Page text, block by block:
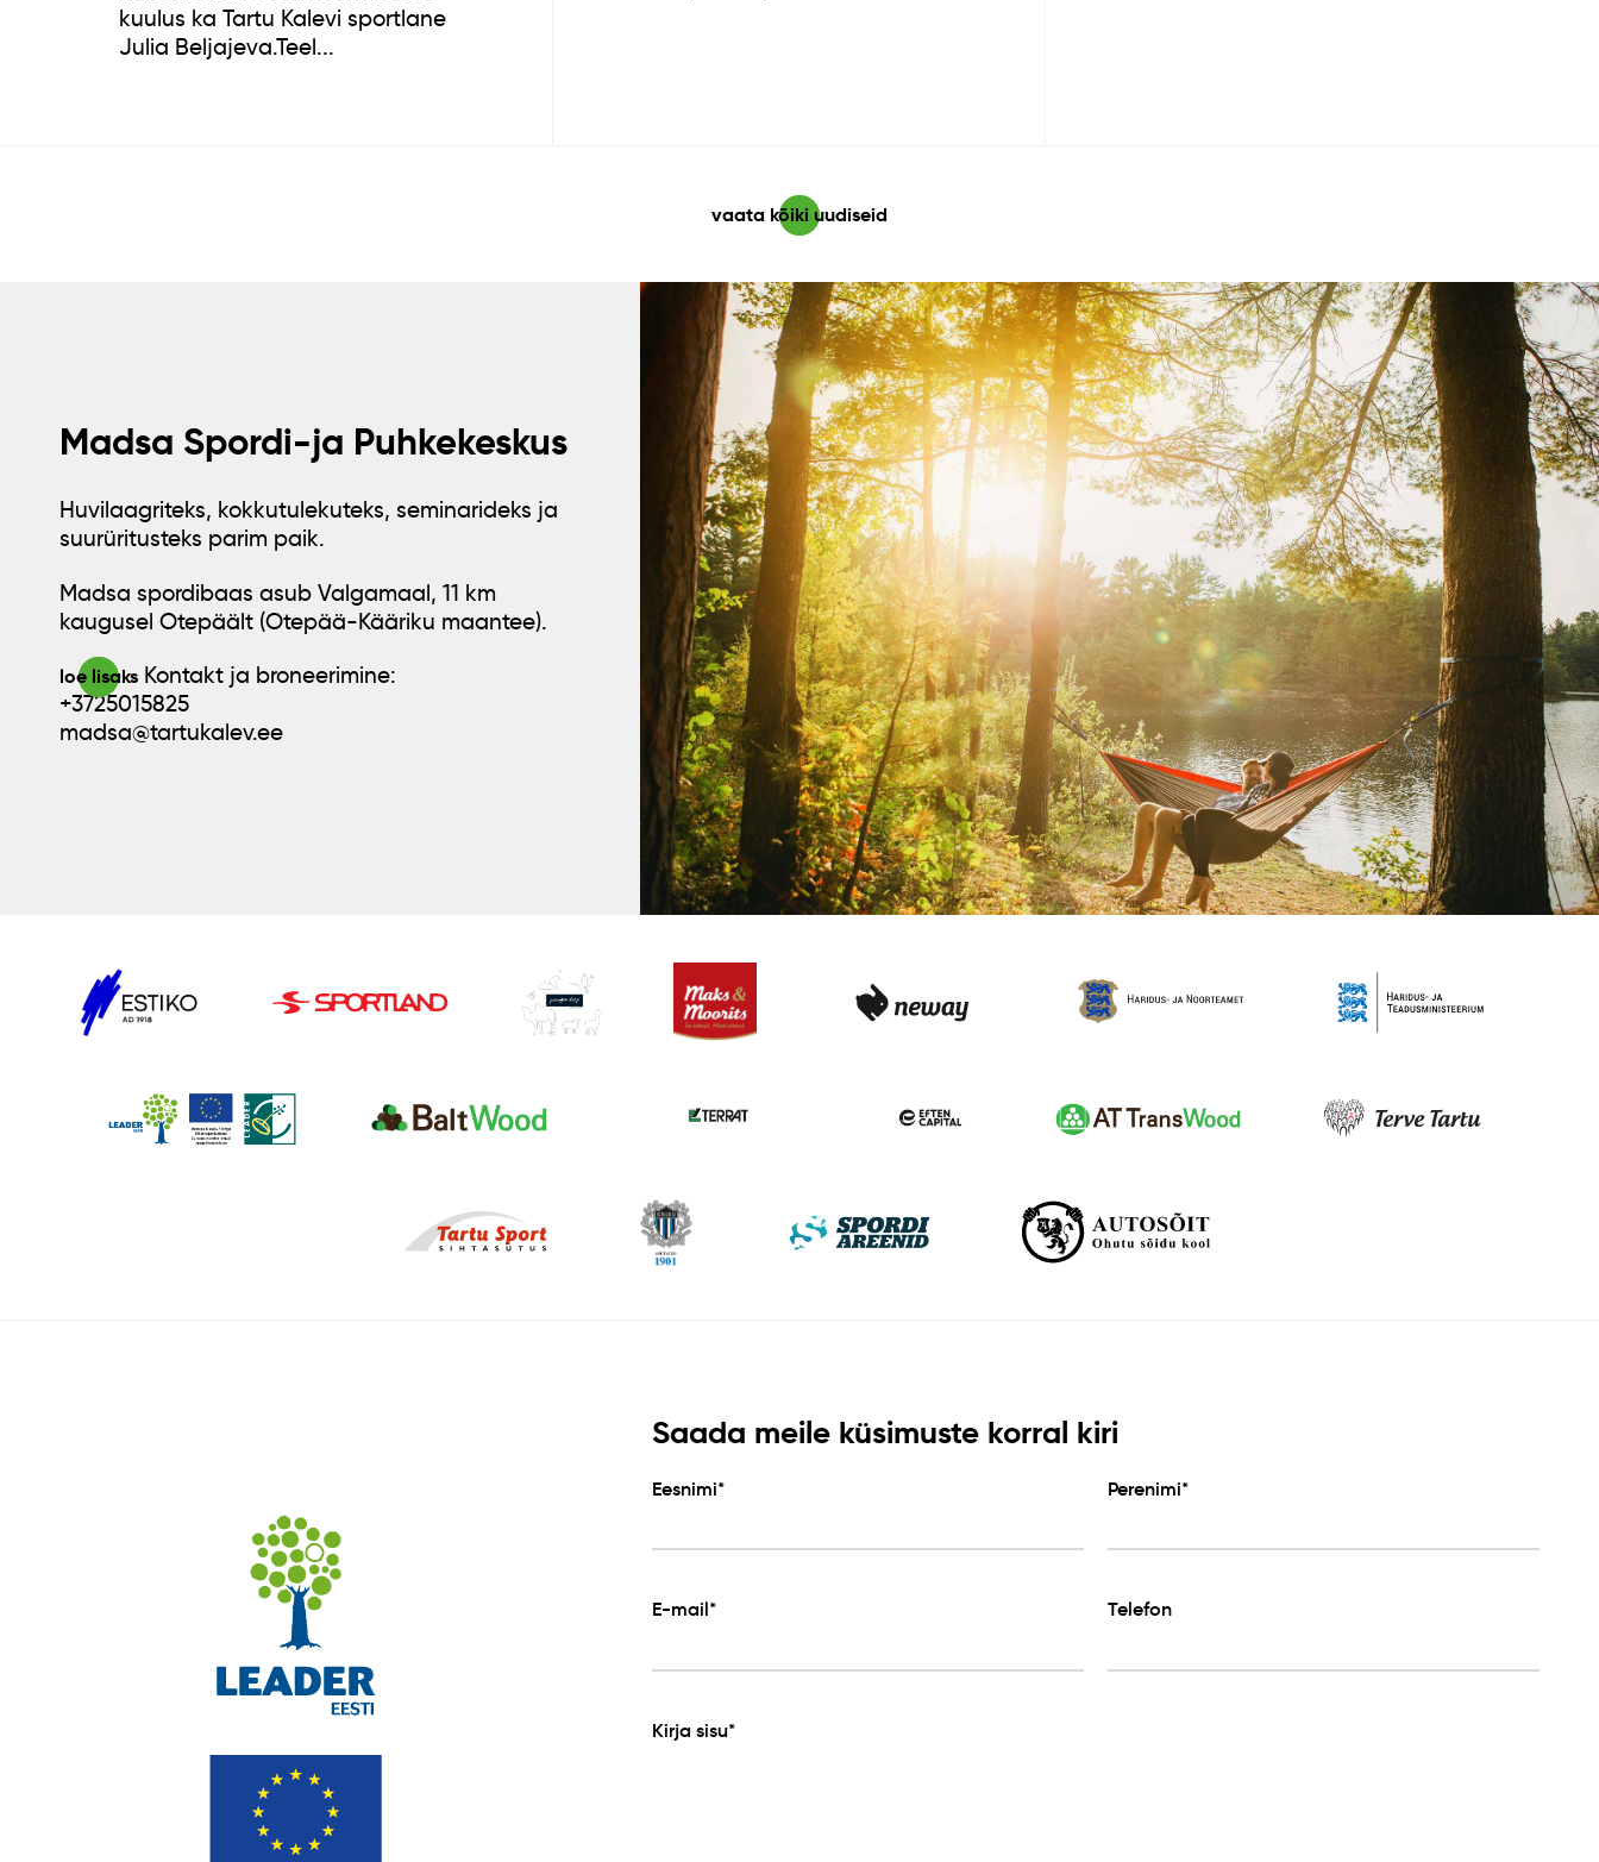
kuulus ka Tartu Kalevi sportlane
Julia Beljajeva.Teel...
vaata kõiki uudiseid
Madsa Spordi-ja Puhkekeskus
Huvilaagriteks, kokkutulekuteks, seminarideks ja
suurüritusteks parim paik.
Madsa spordibaas asub Valgamaal, 11 km
kaugusel Otepäält (Otepää-Kääriku maantee).
loe lisaks Kontakt ja broneerimine:
+3725015825
madsa@tartukalev.ee
Saada meile küsimuste korral kiri
Eesnimi* Perenimi*
E-mail* Telefon
Kirja sisu*